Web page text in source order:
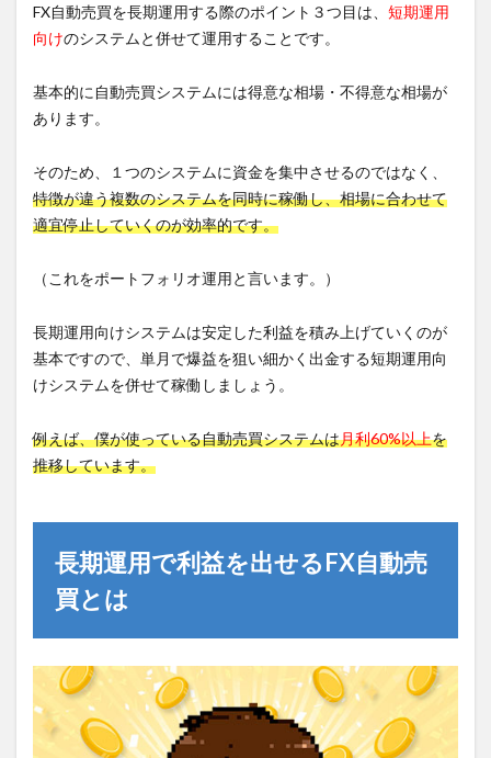
FX自動売買を長期運用する際のポイント３つ目は、 短期運用
向けのシステムと併せて運用することです。
基本的に自動売買システムには得意な相場・不得意な相場が
あります。
そのため、１つのシステムに資金を集中させるのではなく、
特徴が違う複数のシステムを同時に稼働し、相場に合わせて
適宜停止していくのが効率的です。
（これをポートフォリオ運用と言います。）
長期運用向けシステムは安定した利益を積み上げていくのが
基本ですので、単月で爆益を狙い細かく出金する短期運用向
けシステムを併せて稼働しましょう。
例えば、僕が使っている自動売買システムは月利60%以上を
推移しています。
長期運用で利益を出せるFX自動売
買とは